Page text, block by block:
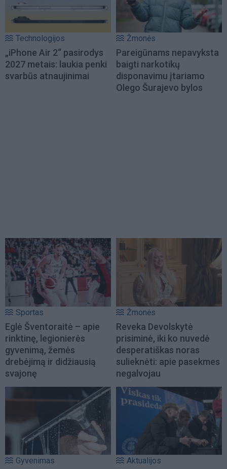
Technologijos
„iPhone Air 2“ pasirodys
2027 metais: laukia penki
svarbūs atnaujinimai
Žmonės
Pareigūnams nepavyksta
baigti narkotikų
disponavimu įtariamo
Olego Šurajevo bylos
Sportas
Eglė Šventoraitė – apie
rinktinę, legionierės
gyvenimą, žemės
drebėjimą ir didžiausią
svajonę
Žmonės
Reveka Devolskytė
prisiminė, iki ko nuvedė
desperatiškas noras
sulieknėti: apie pasekmes
negalvojau
Gyvenimas Aktualijos